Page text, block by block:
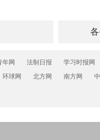
年网 法制日报 学习时报网
环球网 北方网 南方网